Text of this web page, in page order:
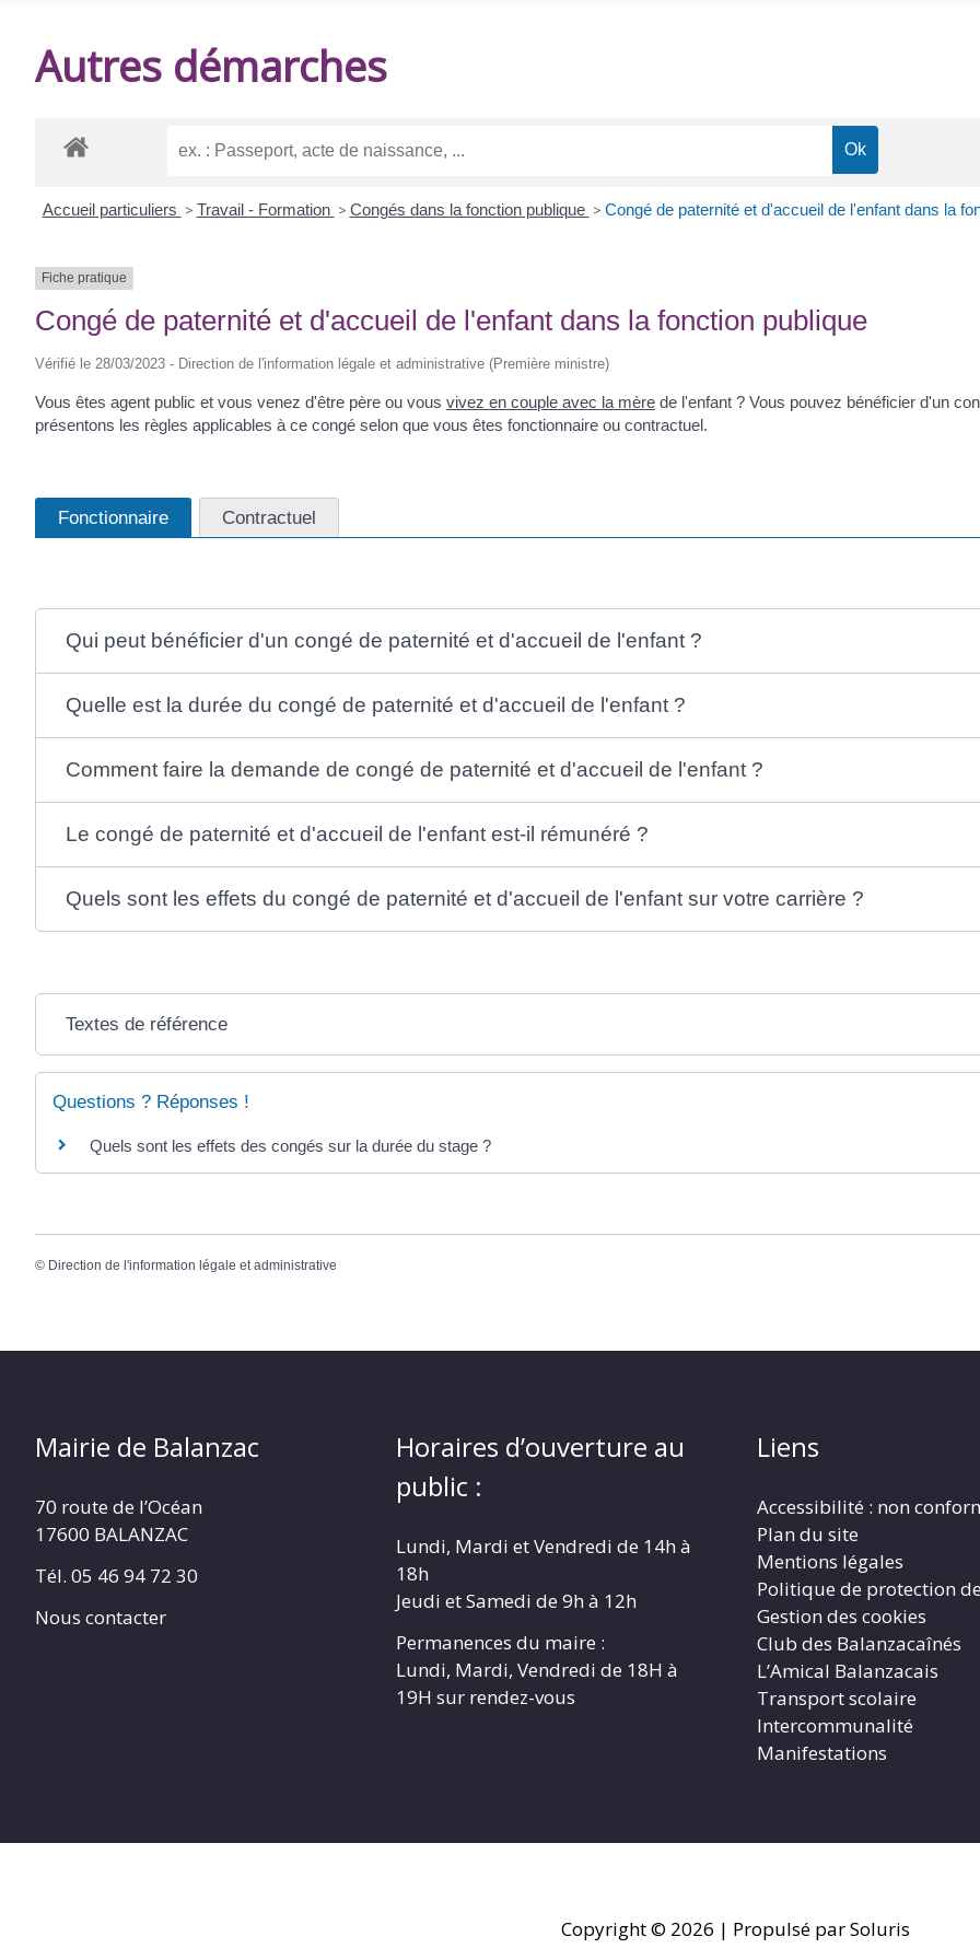
Autres démarches
Accueil particuliers > Travail - Formation > Congés dans la fonction publique > Congé de paternité et d'accueil de l'enfant dans la
Fiche pratique
Congé de paternité et d'accueil de l'enfant dans la fonction publique
Vérifié le 28/03/2023 - Direction de l'information légale et administrative (Première ministre)
Vous êtes agent public et vous venez d'être père ou vous vivez en couple avec la mère de l'enfant ? Vous pouvez bénéficier d'un
présentons les règles applicables à ce congé selon que vous êtes fonctionnaire ou contractuel.
Fonctionnaire Contractuel
Qui peut bénéficier d'un congé de paternité et d'accueil de l'enfant ?
Quelle est la durée du congé de paternité et d'accueil de l'enfant ?
Comment faire la demande de congé de paternité et d'accueil de l'enfant ?
Le congé de paternité et d'accueil de l'enfant est-il rémunéré ?
Quels sont les effets du congé de paternité et d'accueil de l'enfant sur votre carrière ?
Textes de référence
Questions ? Réponses !
Quels sont les effets des congés sur la durée du stage ?
© Direction de l'information légale et administrative
Mairie de Balanzac
70 route de l’Océan
17600 BALANZAC
Tél. 05 46 94 72 30
Nous contacter
Horaires d’ouverture au
public :
Lundi, Mardi et Vendredi de 14h à
18h
Jeudi et Samedi de 9h à 12h
Permanences du maire :
Lundi, Mardi, Vendredi de 18H à
19H sur rendez-vous
Liens
Accessibilité : non
Plan du site
Mentions légales
Politique de protection
Gestion des cookies
Club des Balanzacaînés
L’Amical Balanzacais
Transport scolaire
Intercommunalité
Manifestations
Copyright © 2026 | Propulsé par Soluris